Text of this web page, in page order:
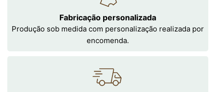
Fabricação personalizada
Produção sob medida com personalização realizada por
encomenda.